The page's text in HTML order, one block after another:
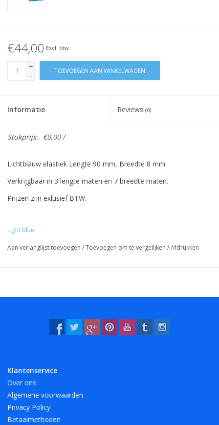
€44,00 Excl. btw
+
-
TOEVOEGEN AAN WINKELWAGEN
Informatie Reviews (0)
Stukprijs: €0,00 /
Lichtblauw elastiek Lengte 90 mm, Breedte 8 mm
Verkrijgbaar in 3 lengte maten en 7 breedte maten.
Prijzen zijn exlusief BTW.
Vreeberg elastieken hebben de volgende eigenschappen:
- Hoge elasticiteit
kleuren!
- 12 mooie, heldere kleuren, ook transparant!
Light blue
Aan verlanglijst toevoegen /Toevoegen om te vergelijken /Afdrukken
Klantenservice
Over ons
Algemene voorwaarden
Privacy Policy
Betaalmethoden